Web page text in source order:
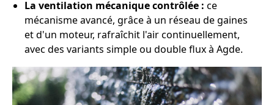
La ventilation mécanique contrôlée : ce
mécanisme avancé, grâce à un réseau de gaines
et d'un moteur, rafraîchit l'air continuellement,
avec des variants simple ou double flux à Agde.